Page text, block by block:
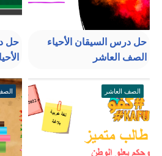
حل درس السيقان الأحياء
الصف العاشر
حل
الصف العاشر